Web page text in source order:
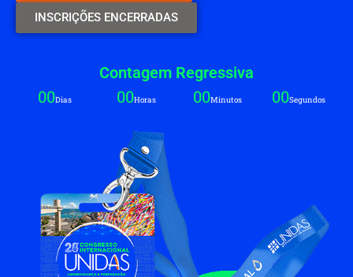
INSCRIÇÕES ENCERRADAS
Contagem Regressiva
00Dias 00Horas 00Minutos 00Segundos